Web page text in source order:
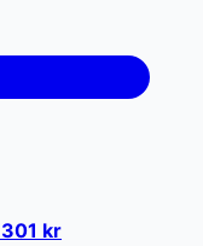
301 kr